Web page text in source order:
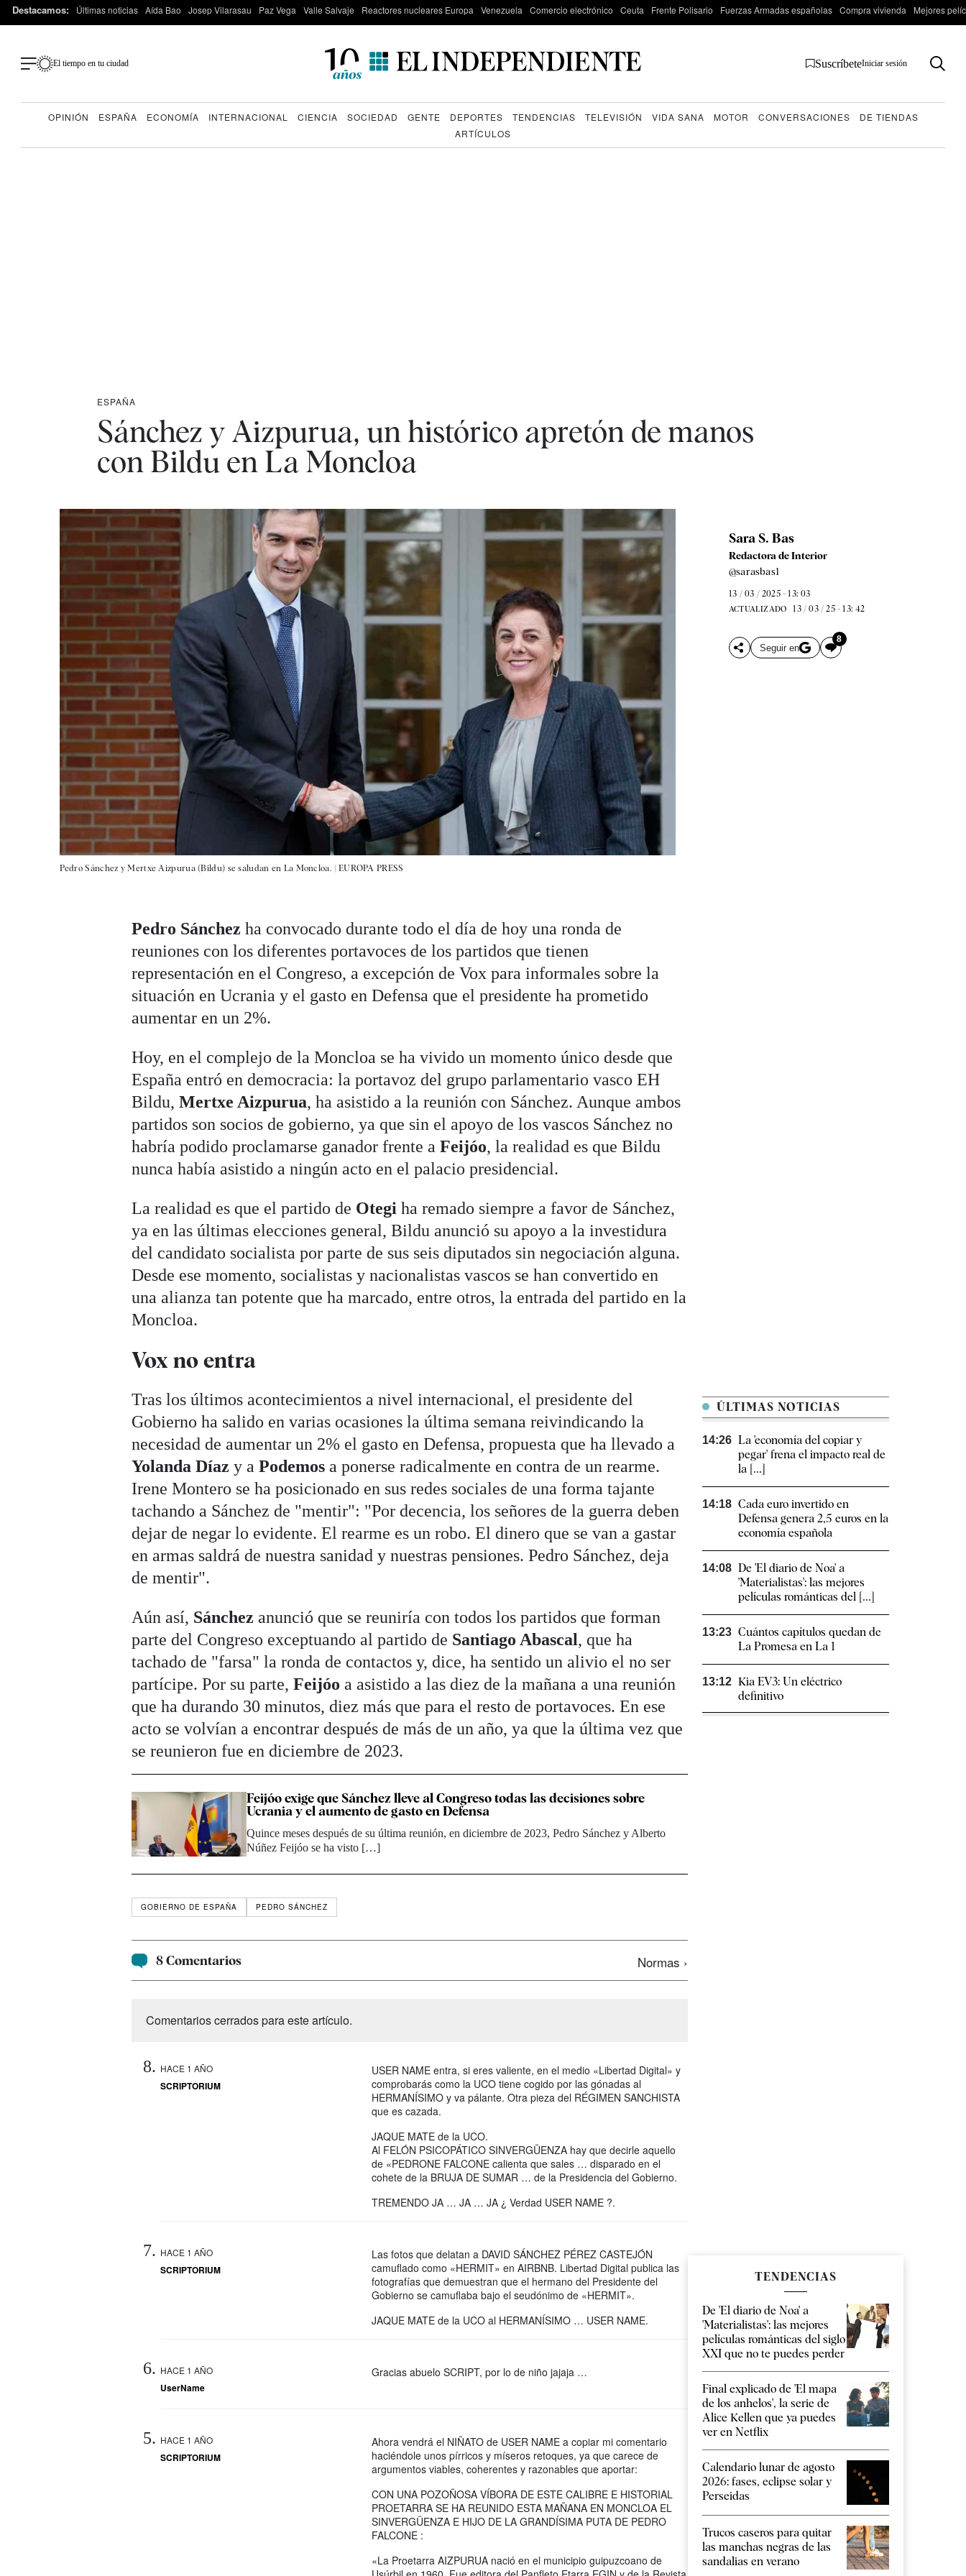
Destacamos: Últimas noticias Aída Bao Josep Vilarasau Paz Vega Valle Salvaje Reactores nucleares Europa Venezuela Comercio electrónico Ceuta Frente Polisario Fuerzas Armadas españolas Compra vivienda Mejores
El tiempo en tu ciudad SuscríbeteIniciar sesión
OPINIÓN ESPAÑA ECONOMÍA INTERNACIONAL CIENCIA SOCIEDAD GENTE DEPORTES TENDENCIAS TELEVISIÓN VIDA SANA MOTOR CONVERSACIONES
DE TIENDAS
ARTÍCULOS
ESPAÑA
Sánchez y Aizpurua, un histórico apretón de manos
con Bildu en La Moncloa
Pedro Sánchez y Mertxe Aizpurua (Bildu) se saludan en La Moncloa. | EUROPA PRESS
Sara S. Bas
Redactora de Interior
@sarasbas1
13 / 03 / 2025 - 13: 03
ACTUALIZADO 13 / 03 / 25 - 13: 42
Seguir en
8
Pedro Sánchez ha convocado durante todo el día de hoy una ronda de
reuniones con los diferentes portavoces de los partidos que tienen
representación en el Congreso, a excepción de Vox para informales sobre la
situación en Ucrania y el gasto en Defensa que el presidente ha prometido
aumentar en un 2%.
Hoy, en el complejo de la Moncloa se ha vivido un momento único desde que
España entró en democracia: la portavoz del grupo parlamentario vasco EH
Bildu,Mertxe Aizpurua, ha asistido a la reunión con Sánchez. Aunque ambos
partidos son socios de gobierno, ya que sin el apoyo de los vascos Sánchez no
habría podido proclamarse ganador frente aFeijóo, la realidad es que Bildu
nunca había asistido a ningún acto en el palacio presidencial.
La realidad es que el partido de Otegi ha remado siempre a favor de Sánchez,
ya en las últimas elecciones general, Bildu anunció su apoyo a la investidura
del candidato socialista por parte de sus seis diputados sin negociación alguna.
Desde ese momento, socialistas y nacionalistas vascos se han convertido en
una alianza tan potente que ha marcado, entre otros, la entrada del partido en la
Moncloa.
Vox no entra
Tras los últimos acontecimientos a nivel internacional, el presidente del
Gobierno ha salido en varias ocasiones la última semana reivindicando la
necesidad de aumentar un 2% el gasto en Defensa, propuesta que ha llevado a
Yolanda Díaz y aPodemos a ponerse radicalmente en contra de un rearme.
Irene Montero se ha posicionado en sus redes sociales de una forma tajante
tachando a Sánchez de "mentir": "Por decencia, los señores de la guerra deben
dejar de negar lo evidente. El rearme es un robo. El dinero que se van a gastar
en armas saldrá de nuestra sanidad y nuestras pensiones. Pedro Sánchez, deja
de mentir".
Aún así, Sánchez anunció que se reuniría con todos los partidos que forman
parte del Congreso exceptuando al partido de Santiago Abascal, que ha
tachado de "farsa" la ronda de contactos y, dice, ha sentido un alivio el no ser
partícipe. Por su parte,Feijóo a asistido a las diez de la mañana a una reunión
que ha durando 30 minutos, diez más que para el resto de portavoces. En ese
acto se volvían a encontrar después de más de un año, ya que la última vez que
se reunieron fue en diciembre de 2023.
Feijóo exige que Sánchez lleve al Congreso todas las decisiones sobre
Ucrania y el aumento de gasto en Defensa
Quince meses después de su última reunión, en diciembre de 2023, Pedro Sánchez y Alberto
Núñez Feijóo se ha visto […]
GOBIERNO DE ESPAÑA PEDRO SÁNCHEZ
8 Comentarios Normas ›
Comentarios cerrados para este artículo.
HACE 1 AÑO
SCRIPTORIUM
USER NAME entra, si eres valiente, en el medio «Libertad Digital» y
comprobarás como la UCO tiene cogido por las gónadas al
HERMANÍSIMO y va pálante. Otra pieza del RÉGIMEN SANCHISTA
que es cazada.
JAQUE MATE de la UCO.
Al FELÓN PSICOPÁTICO SINVERGÜENZA hay que decirle aquello
de «PEDRONE FALCONE calienta que sales … disparado en el
cohete de la BRUJA DE SUMAR … de la Presidencia del Gobierno.
TREMENDO JA … JA … JA ¿ Verdad USER NAME ?.
HACE 1 AÑO
SCRIPTORIUM
Las fotos que delatan a DAVID SÁNCHEZ PÉREZ CASTEJÓN
camuflado como «HERMIT» en AIRBNB. Libertad Digital publica las
fotografías que demuestran que el hermano del Presidente del
Gobierno se camuflaba bajo el seudónimo de «HERMIT».
JAQUE MATE de la UCO al HERMANÍSIMO … USER NAME.
HACE 1 AÑO
UserName
Gracias abuelo SCRIPT, por lo de niño jajaja …
HACE 1 AÑO
SCRIPTORIUM
Ahora vendrá el NIÑATO de USER NAME a copiar mi comentario
haciéndole unos pírricos y míseros retoques, ya que carece de
argumentos viables, coherentes y razonables que aportar:
CON UNA POZOÑOSA VÍBORA DE ESTE CALIBRE E HISTORIAL
PROETARRA SE HA REUNIDO ESTA MAÑANA EN MONCLOA EL
SINVERGÜENZA E HIJO DE LA GRANDÍSIMA PUTA DE PEDRO
FALCONE :
«La Proetarra AIZPURUA nació en el municipio guipuzcoano de
ÚLTIMAS NOTICIAS
14:26 La 'economía del copiar y
pegar' frena el impacto real de
la [...]
14:18 Cada euro invertido en
Defensa genera 2,5 euros en la
economía española
14:08 De 'El diario de Noa' a
'Materialistas': las mejores
películas románticas del [...]
13:23 Cuántos capítulos quedan de
La Promesa en La 1
13:12 Kia EV3: Un eléctrico
definitivo
TENDENCIAS
De 'El diario de Noa' a
'Materialistas': las mejores
películas románticas del siglo
XXI que no te puedes perder
Final explicado de 'El mapa
de los anhelos', la serie de
Alice Kellen que ya puedes
ver en Netflix
Calendario lunar de agosto
2026: fases, eclipse solar y
Perseidas
Trucos caseros para quitar
las manchas negras de las
sandalias en verano